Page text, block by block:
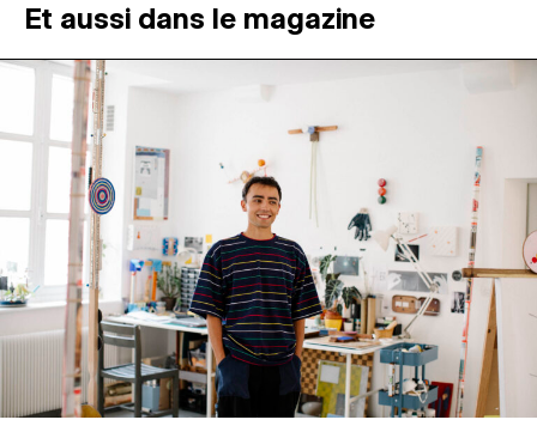
ATELIERS OUVERTS
PROGRAMMATION
MAGAZINE
ESPACES DE PRATIQUE ARTISTIQUE ↓
Recherche
Connexion
Et aussi dans le magazine